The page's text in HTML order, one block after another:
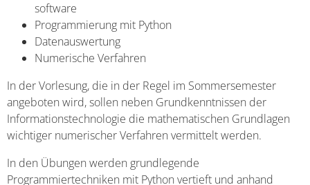
software
Programmierung mit Python
Datenauswertung
Numerische Verfahren
In der Vorlesung, die in der Regel im Sommersemester
angeboten wird, sollen neben Grundkenntnissen der
Informationstechnologie die mathematischen Grundlagen
wichtiger numerischer Verfahren vermittelt werden.
In den Übungen werden grundlegende
Programmiertechniken mit Python vertieft und anhand